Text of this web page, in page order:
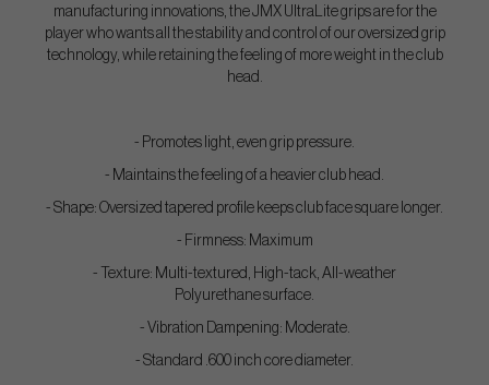
manufacturing innovations, the JMX UltraLite grips are for the
player who wants all the stability and control of our oversized grip
technology, while retaining the feeling of more weight in the club
head.
- Promotes light, even grip pressure.
- Maintains the feeling of a heavier club head.
- Shape: Oversized tapered profile keeps club face square longer.
- Firmness: Maximum
- Texture: Multi-textured, High-tack, All-weather
Polyurethane surface.
- Vibration Dampening: Moderate.
- Standard .600 inch core diameter.